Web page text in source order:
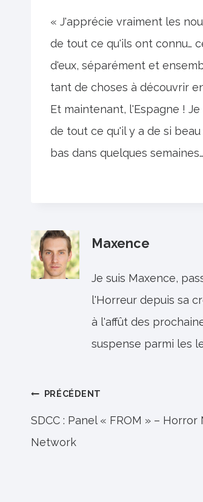
« J'apprécie vraiment les
de tout ce qu'ils ont connu…
d'eux, séparément et
tant de choses à découvrir
Et maintenant, l'Espagne !
de tout ce qu'il y a de si
bas dans quelques
Maxence
Je suis Maxence,
l'Horreur depuis sa
à l'affût des
suspense parmi les
Navigation
de
l’article
PRÉCÉDENT
SDCC : Panel « FROM » – Horror
Network